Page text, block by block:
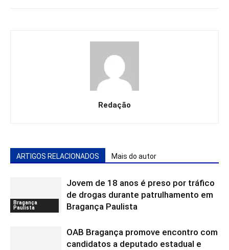
Redação
ARTIGOS RELACIONADOS Mais do autor
Bragança
Paulista
Jovem de 18 anos é preso por tráfico
de drogas durante patrulhamento em
Bragança Paulista
OAB Bragança promove encontro com
candidatos a deputado estadual e